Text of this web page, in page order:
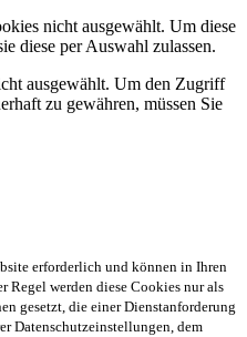
nicht ausgewählt. Um diese
diese per Auswahl zulassen.
ausgewählt. Um den Zugriff
zu gewähren, müssen Sie
erforderlich und können in Ihren
Regel werden diese Cookies nur als
gesetzt, die einer Dienstanforderung
Datenschutzeinstellungen, dem